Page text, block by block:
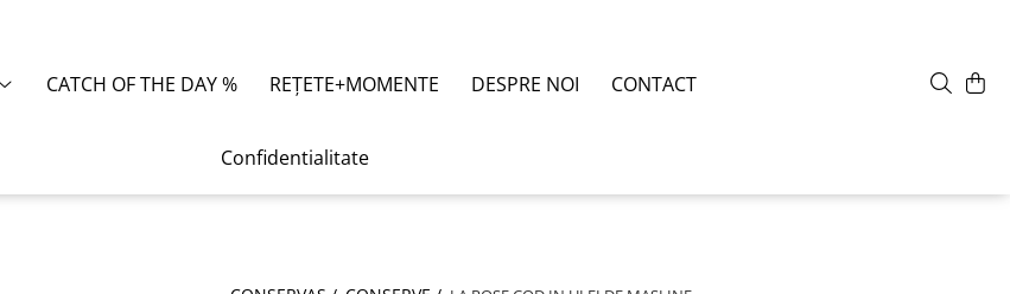
CATCH OF THE DAY % REȚETE+MOMENTE DESPRE NOI CONTACT
Confidentialitate